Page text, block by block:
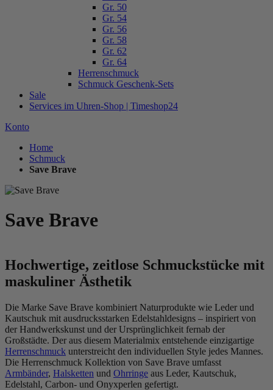
Gr. 50
Gr. 54
Gr. 56
Gr. 58
Gr. 62
Gr. 64
Herrenschmuck
Schmuck Geschenk-Sets
Sale
Services im Uhren-Shop | Timeshop24
Konto
Home
Schmuck
Save Brave
Save Brave
Hochwertige, zeitlose Schmuckstücke mit
maskuliner Ästhetik
Die Marke Save Brave kombiniert Naturprodukte wie Leder und
Kautschuk mit ausdrucksstarken Edelstahldesigns – inspiriert von
der Handwerkskunst und der Ursprünglichkeit fernab der
Großstädte. Der aus diesem Materialmix entstehende einzigartige
Herrenschmuck unterstreicht den individuellen Style jedes Mannes.
Die Herrenschmuck Kollektion von Save Brave umfasst
Armbänder, Halsketten und Ohrringe aus Leder, Kautschuk,
Edelstahl, Carbon- und Onyxperlen gefertigt.